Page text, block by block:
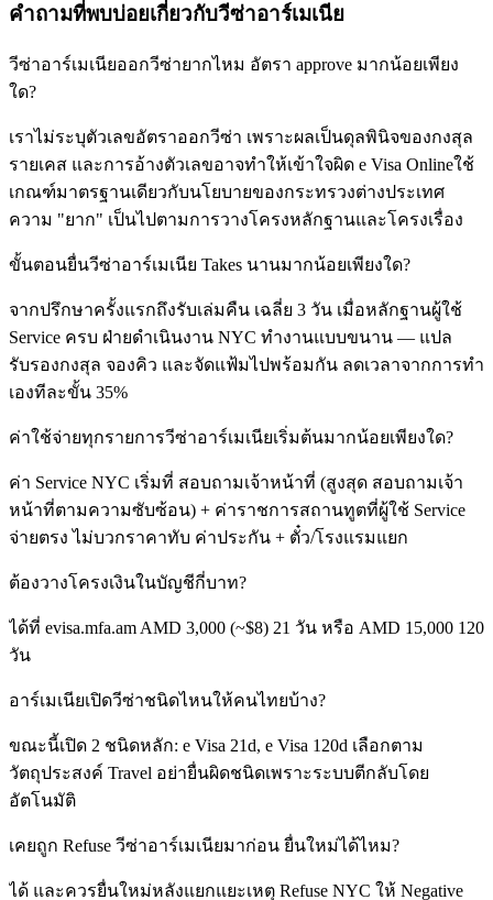
คำถามที่พบบ่อยเกี่ยวกับวีซ่าอาร์เมเนีย
วีซ่าอาร์เมเนียออกวีซ่ายากไหม อัตรา approve มากน้อยเพียง
ใด?
เราไม่ระบุตัวเลขอัตราออกวีซ่า เพราะผลเป็นดุลพินิจของกงสุล
รายเคส และการอ้างตัวเลขอาจทำให้เข้าใจผิด e Visa Onlineใช้
เกณฑ์มาตรฐานเดียวกับนโยบายของกระทรวงต่างประเทศ
ความ "ยาก" เป็นไปตามการวางโครงหลักฐานและโครงเรื่อง
ขั้นตอนยื่นวีซ่าอาร์เมเนีย Takes นานมากน้อยเพียงใด?
จากปรึกษาครั้งแรกถึงรับเล่มคืน เฉลี่ย 3 วัน เมื่อหลักฐานผู้ใช้
Service ครบ ฝ่ายดำเนินงาน NYC ทำงานแบบขนาน — แปล
รับรองกงสุล จองคิว และจัดแฟ้มไปพร้อมกัน ลดเวลาจากการทำ
เองทีละขั้น 35%
ค่าใช้จ่ายทุกรายการวีซ่าอาร์เมเนียเริ่มต้นมากน้อยเพียงใด?
ค่า Service NYC เริ่มที่ สอบถามเจ้าหน้าที่ (สูงสุด สอบถามเจ้า
หน้าที่ตามความซับซ้อน) + ค่าราชการสถานทูตที่ผู้ใช้ Service
จ่ายตรง ไม่บวกราคาทับ ค่าประกัน + ตั๋ว/โรงแรมแยก
ต้องวางโครงเงินในบัญชีกี่บาท?
ได้ที่ evisa.mfa.am AMD 3,000 (~$8) 21 วัน หรือ AMD 15,000 120
วัน
อาร์เมเนียเปิดวีซ่าชนิดไหนให้คนไทยบ้าง?
ขณะนี้เปิด 2 ชนิดหลัก: e Visa 21d, e Visa 120d เลือกตาม
วัตถุประสงค์ Travel อย่ายื่นผิดชนิดเพราะระบบตีกลับโดย
อัตโนมัติ
เคยถูก Refuse วีซ่าอาร์เมเนียมาก่อน ยื่นใหม่ได้ไหม?
ได้ และควรยื่นใหม่หลังแยกแยะเหตุ Refuse NYC ให้ Negative